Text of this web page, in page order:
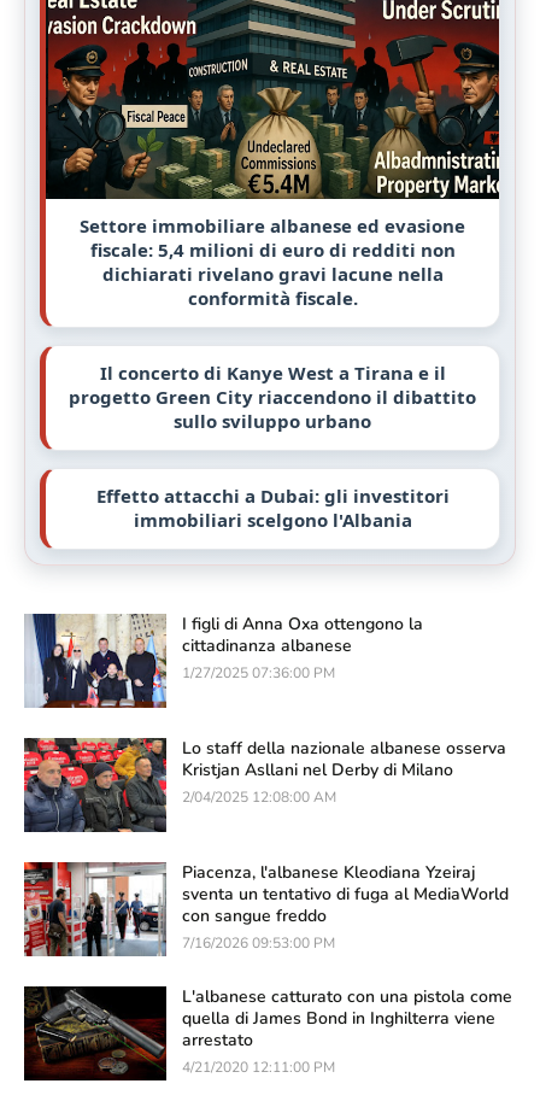
Settore immobiliare albanese ed evasione
fiscale: 5,4 milioni di euro di redditi non
dichiarati rivelano gravi lacune nella
conformità fiscale.
Il concerto di Kanye West a Tirana e il
progetto Green City riaccendono il dibattito
sullo sviluppo urbano
Effetto attacchi a Dubai: gli investitori
immobiliari scelgono l'Albania
I figli di Anna Oxa ottengono la
cittadinanza albanese
1/27/2025 07:36:00 PM
Lo staff della nazionale albanese osserva
Kristjan Asllani nel Derby di Milano
2/04/2025 12:08:00 AM
Piacenza, l'albanese Kleodiana Yzeiraj
sventa un tentativo di fuga al MediaWorld
con sangue freddo
7/16/2026 09:53:00 PM
L'albanese catturato con una pistola come
quella di James Bond in Inghilterra viene
arrestato
4/21/2020 12:11:00 PM